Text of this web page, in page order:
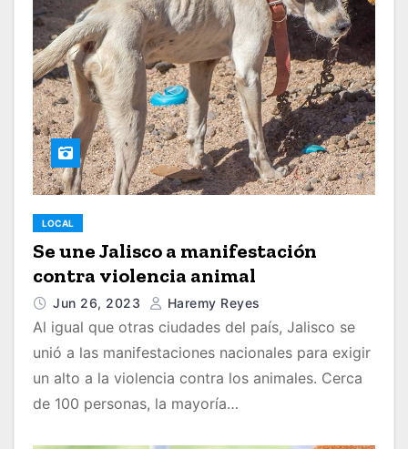
LOCAL
Se une Jalisco a manifestación
contra violencia animal
Jun 26, 2023 Haremy Reyes
Al igual que otras ciudades del país, Jalisco se
unió a las manifestaciones nacionales para exigir
un alto a la violencia contra los animales. Cerca
de 100 personas, la mayoría…